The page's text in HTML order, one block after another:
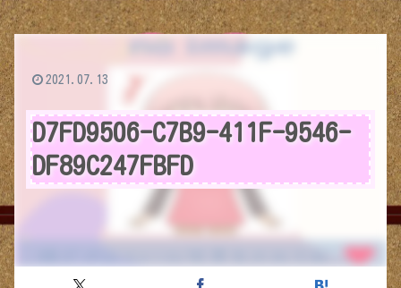
D7FD9506-C7B9-411F-9546-
DF89C247FBFD
2021.07.13